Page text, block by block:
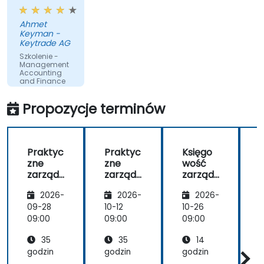
utrzymanie
interesującej
i
angażującej
atmosfery
Ahmet
Keyman -
Keytrade AG
Szkolenie -
Management
Accounting
and Finance
for Non-
Professionals
inteligencję
Propozycje terminów
Praktyc
zne
zarządz
gotówk
ą i
planow
płynnoś
ci
2026-
09-28
09:00
35
godzin
Praktyc
zne
zarządz
gotówk
ą i
planow
płynnoś
ci
2026-
10-12
09:00
35
godzin
Księgo
wość
zarząd
finanse
dla
profesj
w
niezwią
2026-
10-26
09:00
14
godzin